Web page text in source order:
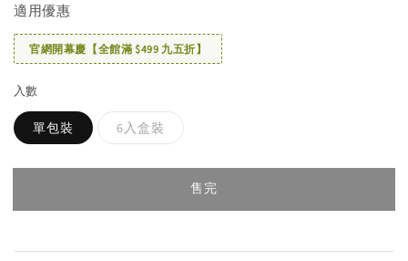
適用優惠
官網開幕慶【全館滿 $499 九五折】
入數
單包裝 6入盒裝
售完